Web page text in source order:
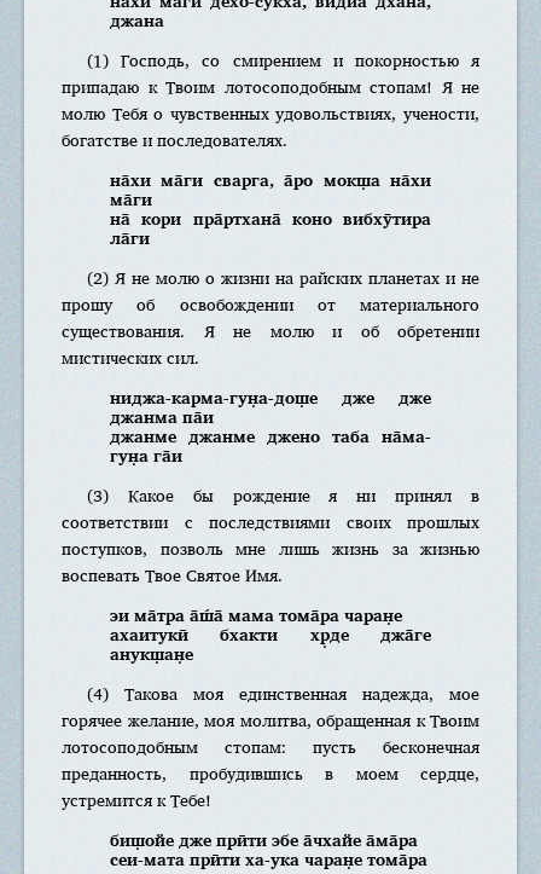
джана
(1) Господь, со смирением и покорностью я
припадаю к Твоим лотосоподобным стопам! Я не
молю Тебя о чувственных удовольствиях, учености,
богатстве и последователях.
на̄хи ма̄ги сварга, а̄ро мокш̣а на̄хи
ма̄ги
на̄ кори пра̄ртхана̄ коно вибхӯтира
ла̄ги
(2) Я не молю о жизни на райских планетах и не
прошу об освобождении от материального
существования. Я не молю и об обретении
мистических сил.
ниджа-карма-гун̣а-дош̣е дже дже
джанма па̄и
джанме джанме джено таба на̄ма-
гун̣а га̄и
(3) Какое бы рождение я ни принял в
соответствии с последствиями своих прошлых
поступков, позволь мне лишь жизнь за жизнью
воспевать Твое Святое Имя.
эи ма̄тра а̄ш́а̄ мама тома̄ра чаран̣е
ахаитукӣ бхакти хр̣де джа̄ге
анукш̣ан̣е
(4) Такова моя единственная надежда, мое
горячее желание, моя молитва, обращенная к Твоим
лотосоподобным стопам: пусть бесконечная
преданность, пробудившись в моем сердце,
устремится к Тебе!
биш̣ойе дже прӣти эбе а̄чхайе а̄ма̄ра
сеи-мата прӣти ха-ука чаран̣е тома̄ра